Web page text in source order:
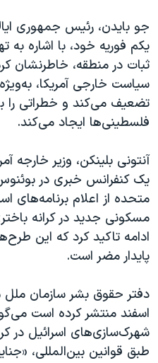
جو بایدن، رئیس جمهوری
یکم فوریه خود، با اشاره به
ثبات در منطقه، خاطرنشان
سیاست خارجی آمریکا،
تضعیف می‌کند و خطراتی را
فلسطینی‌ها ایجاد می‌کند.
آنتونی بلینکن، وزیر خارجه
یک کنفرانس خبری در بوئنوس
متحده از اعلام برنامه‌های
مسکونی جدید در کرانه
ادامه تاکید کرد که این
پایدار مضر است.
اسفند منتشر کرده است
شهرک‌سازی‌های اسرائیل در
طبق قوانین بین‌المللی،